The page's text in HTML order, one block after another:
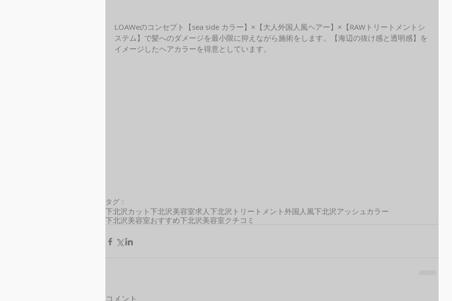
LOAWeのコンセプト【sea side カラー】×【大人外国人風ヘアー】×【RAWトリートメントシ
ステム】で髪へのダメージを最小限に抑えながら施術をします。【海辺の抜け感と透明感】を
イメージしたヘアカラーを得意としています。
タグ：
下北沢カット 下北沢美容室求人下北沢トリートメント 外国人風下北沢アッシュカラー
下北沢美容室おすすめ下北沢美容室クチコミ
コメント